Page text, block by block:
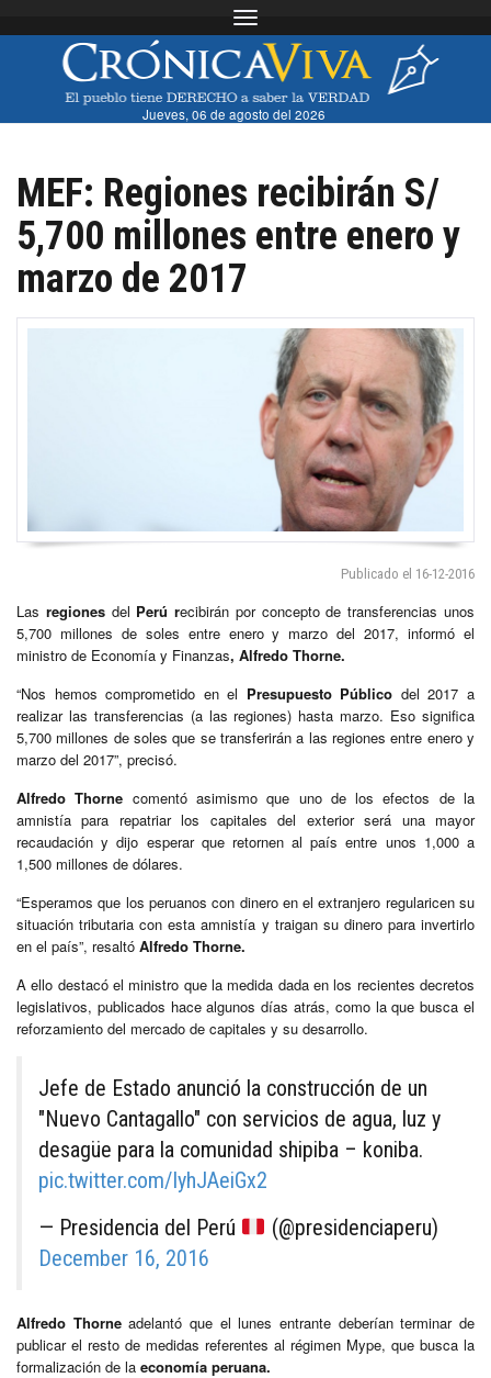
Toggle navigation
Jueves, 06 de agosto del 2026
MEF: Regiones recibirán S/
5,700 millones entre enero y
marzo de 2017
Publicado el 16-12-2016
Las regionesdel Perú recibirán por concepto de transferencias unos
5,700 millones de soles entre enero y marzo del 2017, informó el
ministro de Economía y Finanzas, Alfredo Thorne.
“Nos hemos comprometido en el Presupuesto Público del 2017 a
realizar las transferencias (a las regiones) hasta marzo. Eso significa
5,700 millones de soles que se transferirán a las regiones entre enero y
marzo del 2017”, precisó.
Alfredo Thorne comentó asimismo que uno de los efectos de la
amnistía para repatriar los capitales del exterior será una mayor
recaudación y dijo esperar que retornen al país entre unos 1,000 a
1,500 millones de dólares.
“Esperamos que los peruanos con dinero en el extranjero regularicen su
situación tributaria con esta amnistía y traigan su dinero para invertirlo
en el país”, resaltó Alfredo Thorne.
A ello destacó el ministro que la medida dada en los recientes decretos
legislativos, publicados hace algunos días atrás, como la que busca el
reforzamiento del mercado de capitales y su desarrollo.
Jefe de Estado anunció la construcción de un
"Nuevo Cantagallo" con servicios de agua, luz y
desagüe para la comunidad shipiba – koniba.
pic.twitter.com/IyhJAeiGx2
— Presidencia del Perú
(@presidenciaperu)
December 16, 2016
Alfredo Thorneadelantó que el lunes entrante deberían terminar de
publicar el resto de medidas referentes al régimen Mype, que busca la
formalización de la economía peruana.